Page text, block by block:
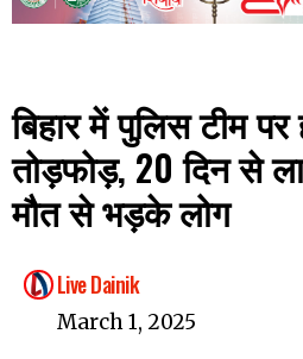
बिहार में पुलिस टीम
तोड़फोड़, 20 दिन से
मौत से भड़के लोग
Live Dainik
March 1, 2025